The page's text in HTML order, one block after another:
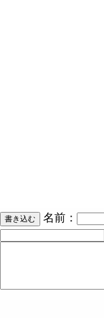
名前：